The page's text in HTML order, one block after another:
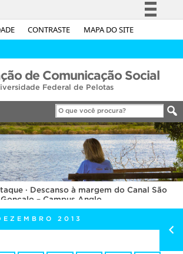
CONTRASTE MAPA DO SITE
Simplifique!
Acesso à informação
Legislação
Canais
de Comunicação Social
Federal de Pelotas
· Descanso à margem do Canal São
Gonçalo – Campus Anglo
2013